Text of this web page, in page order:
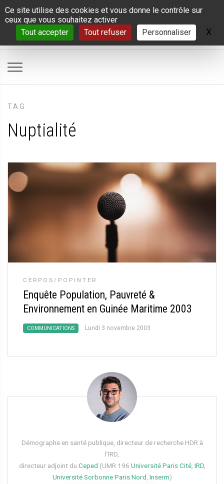
Panneau de gestion des cookies
Ce site utilise des cookies et vous donne le contrôle sur
ceux que vous souhaitez activer
Tout accepter
Tout refuser Personnaliser X
TAG
Nuptialité
CERPOS/POPINTER
Enquête Population, Pauvreté &
Environnement en Guinée Maritime 2003
COMMUNICATIONS Lundi 3 novembre 2003
Démographe en santé publique, directeur de recherche HDR à
l’IRD,
directeur adjoint du Ceped (UMR 196 Université Paris Cité, IRD,
Université Sorbonne Paris Nord Inserm)